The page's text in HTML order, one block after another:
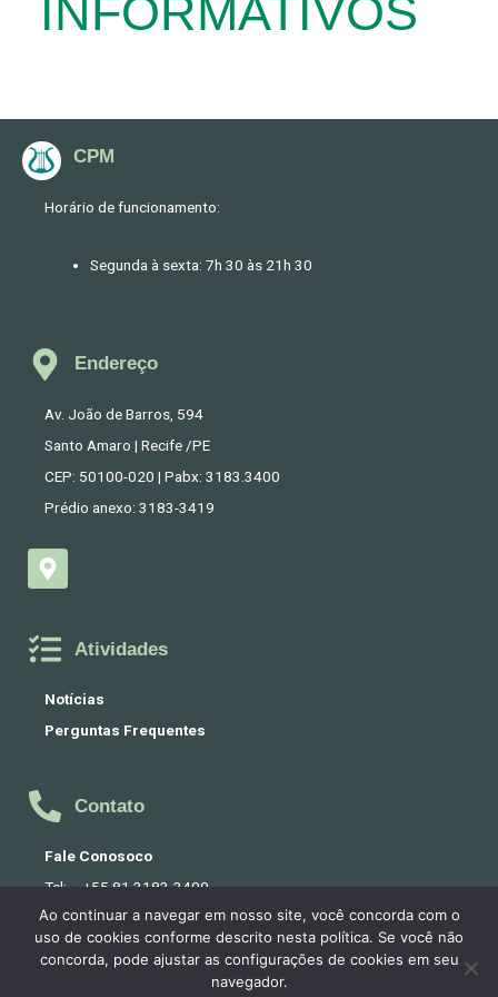
INFORMATIVOS
CPM
Horário de funcionamento:
Segunda à sexta: 7h 30 às 21h 30
Endereço
Av. João de Barros, 594
Santo Amaro | Recife /PE
CEP: 50100-020 | Pabx: 3183.3400
Prédio anexo: 3183-3419
M
a
m
a
r
e
a
l
t
Atividades
Notícias
Perguntas Frequentes
Contato
Fale Conosoco
Tel: +55 81 3183-3400
E-mail: conservatorio@educacao.pe.gov.br
Y
Ao continuar a navegar em nosso site, você concorda com o
uso de cookies conforme descrito nesta política. Se você não
concorda, pode ajustar as configurações de cookies em seu
navegador.